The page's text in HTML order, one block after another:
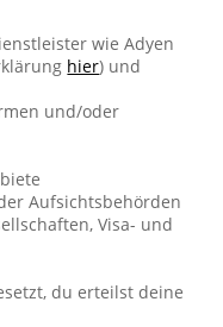
wie Adyen
hier) und
und/oder
Aufsichtsbehörden
Visa- und
du erteilst deine